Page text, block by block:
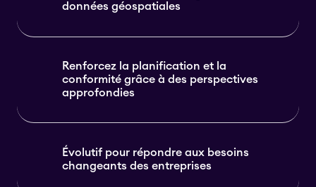
données géospatiales
Renforcez la planification et la
conformité grâce à des perspectives
approfondies
Évolutif pour répondre aux besoins
changeants des entreprises